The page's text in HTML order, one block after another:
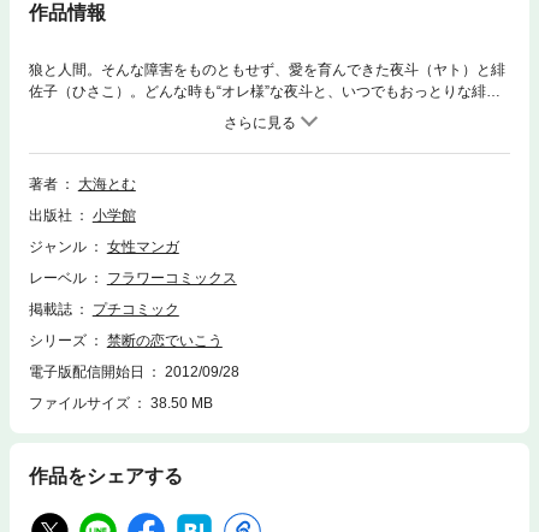
作品情報
狼と人間。そんな障害をものともせず、愛を育んできた夜斗（ヤト）と緋
佐子（ひさこ）。どんな時も“オレ様”な夜斗と、いつでもおっとりな緋佐
子の凸凹カップルは、24時間ラブラブ。そんなある日、もうひとりの“夜
斗”が現れた！！緋佐子の身に危険が迫り、事態は緊迫して…！？“禁恋”シ
リーズ、遂に堂々の完結！！
著者
大海とむ
出版社
小学館
ジャンル
女性マンガ
レーベル
フラワーコミックス
掲載誌
プチコミック
シリーズ
禁断の恋でいこう
電子版配信開始日
2012/09/28
ファイルサイズ
38.50 MB
作品をシェアする